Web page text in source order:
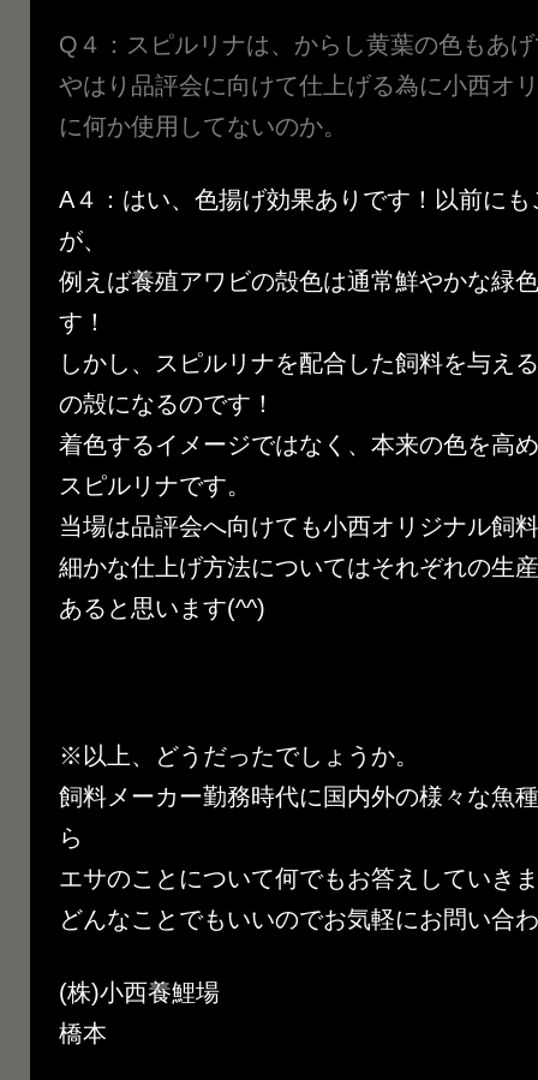
Q４：スピルリナは、からし黄葉の色もあ
やはり品評会に向けて仕上げる為に小西オ
に何か使用してないのか。
A４：はい、色揚げ効果ありです！以前に
が、
例えば養殖アワビの殻色は通常鮮やかな緑
す！
しかし、スピルリナを配合した飼料を与え
の殻になるのです！
着色するイメージではなく、本来の色を高
スピルリナです。
当場は品評会へ向けても小西オリジナル飼
細かな仕上げ方法についてはそれぞれの生
あると思います(^^)
※以上、どうだったでしょうか。
飼料メーカー勤務時代に国内外の様々な魚
ら
エサのことについて何でもお答えしていき
どんなことでもいいのでお気軽にお問い合
(株)小西養鯉場
橋本